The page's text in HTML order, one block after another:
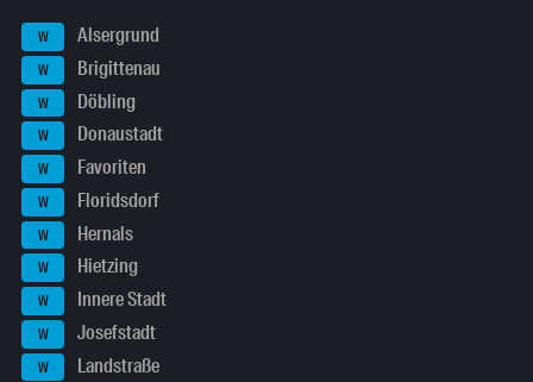
W Alsergrund
W Brigittenau
W Döbling
W Donaustadt
W Favoriten
W Floridsdorf
W Hernals
W Hietzing
W Innere Stadt
W Josefstadt
W Landstraße